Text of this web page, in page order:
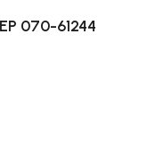
070-61244